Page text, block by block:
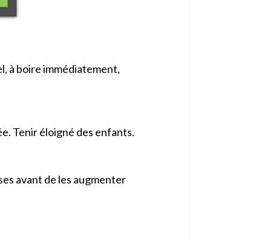
à boire immédiatement,
Tenir éloigné des enfants.
avant de les augmenter